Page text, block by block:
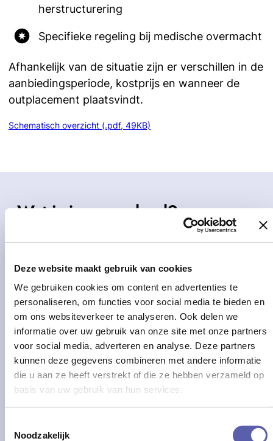
Deze website maakt gebruik van cookies
We gebruiken cookies om content en advertenties te
personaliseren, om functies voor social media te bieden en
om ons websiteverkeer te analyseren. Ook delen we
informatie over uw gebruik van onze site met onze partners
voor social media, adverteren en analyse. Deze partners
kunnen deze gegevens combineren met andere informatie
die u aan ze heeft verstrekt of die ze hebben verzameld op
basis van uw gebruik van hun services.
Noodzakelijk
herstructurering
Specifieke regeling bij medische overmacht
Afhankelijk van de situatie zijn er verschillen in de
aanbiedingsperiode, kostprijs en wanneer de
outplacement plaatsvindt.
Schematisch overzicht (.pdf, 49KB)
Wat is jouw verhaal?
We leren je graag kennen.
Een ruw idee of vraag? Neem hiernaast
vrijblijvend contact op, we zijn benieuwd wat
we voor jou kunnen betekenen. Tot snel!
"
*
"
geeft
vereiste
velden
aan
Voornaam & naam *
Bedrijf / Organisatie / Lokaal bestuur